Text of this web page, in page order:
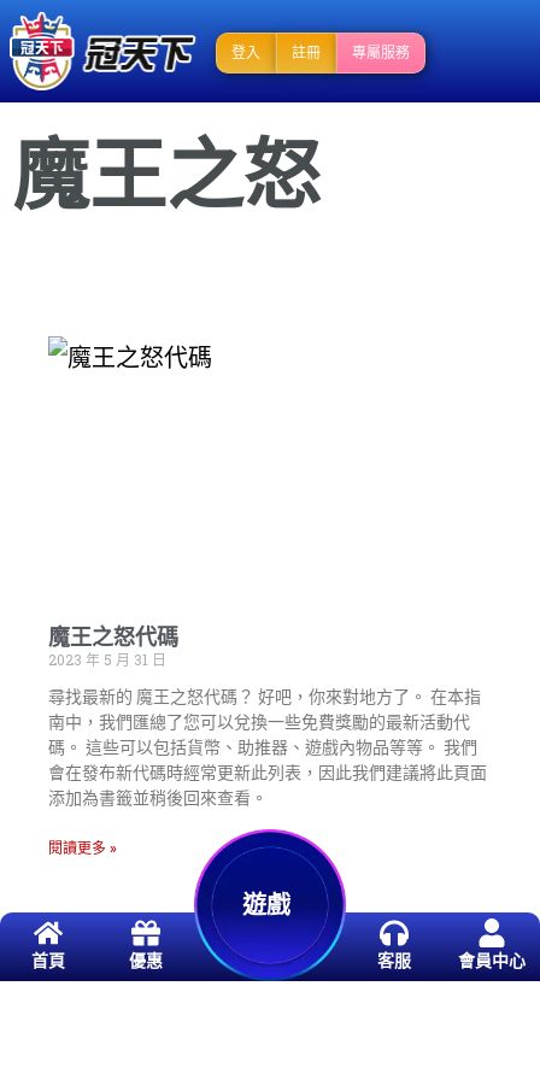
登入 註冊 專屬服務
魔王之怒
魔王之怒代碼
2023 年 5 月 31 日
尋找最新的 魔王之怒代碼？ 好吧，你來對地方了。 在本指
南中，我們匯總了您可以兌換一些免費獎勵的最新活動代
碼。 這些可以包括貨幣、助推器、遊戲內物品等等。 我們
會在發布新代碼時經常更新此列表，因此我們建議將此頁面
添加為書籤並稍後回來查看。
閱讀更多 »
首頁 優惠
遊戲
客服 會員中心